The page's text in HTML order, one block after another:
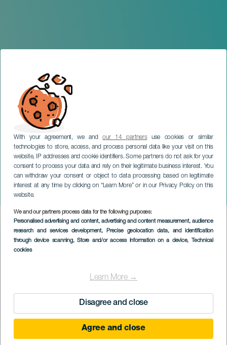
With your agreement, we andour 14 partnersuse cookies or similar
technologies to store, access, and process personal data like your visit on this
website, IP addresses and cookie identifiers. Some partners do not ask for your
consent to process your data and rely on their legitimate business interest. You
can withdraw your consent or object to data processing based on legitimate
interest at any time by clicking on “Learn More” or in our Privacy Policy on this
website.
We and our partners process data for the following purposes:
Personalised advertising and content, advertising and content measurement, audience
research and services development, Precise geolocation data, and identification
through device scanning, Store and/or access information on a device, Technical
cookies
Learn More →
Disagree and close
Agree and close
23º Intercentros melómanos
TENERIFE
Imagen
Listado